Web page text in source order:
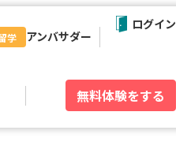
学 アンバサダー
無料体験をする
ログイン